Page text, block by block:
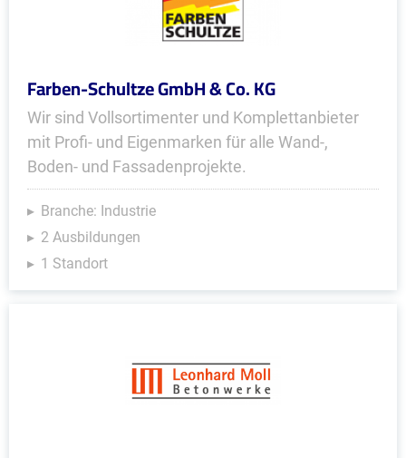
Farben-Schultze GmbH & Co. KG
Wir sind Vollsortimenter und Komplett­anbieter
mit Profi- und Eigen­marken für alle Wand-,
Boden- und Fassaden­projekte.
Branche: Industrie
2 Ausbildungen
1 Standort